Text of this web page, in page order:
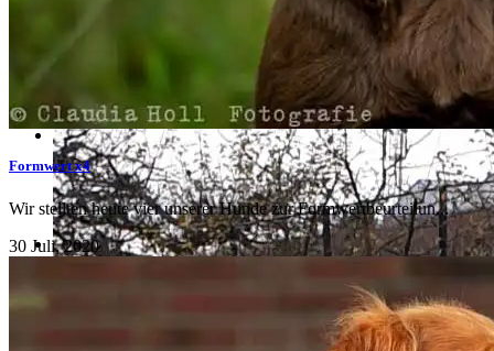
Formwert x4
Wir stellten heute vier unserer Hunde zur Formwertbeurteilun...
30 Juli, 2020